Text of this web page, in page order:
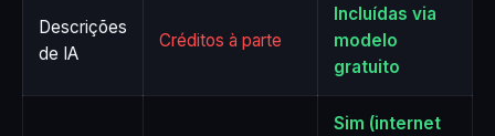
Descrições
de IA
Créditos à parte
Incluídas via
modelo
gratuito
Sim (internet